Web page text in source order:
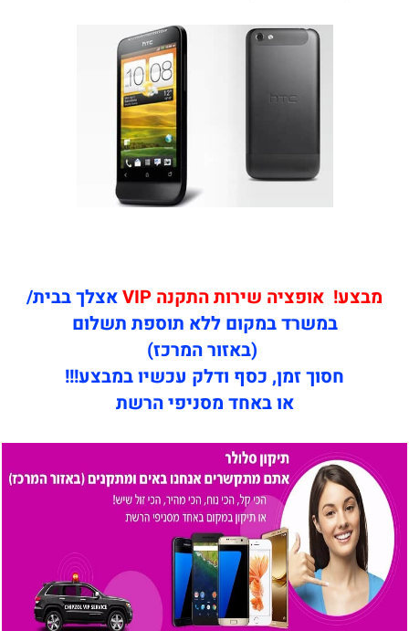
מבצע! אופציה שירות התקנה VIP
אצלך בבית/
במשרד במקום ללא תוספת תשלום
(באזור המרכז)
חסוך זמן, כסף ודלק עכשיו במבצע!!!
או באחד מסניפי הרשת